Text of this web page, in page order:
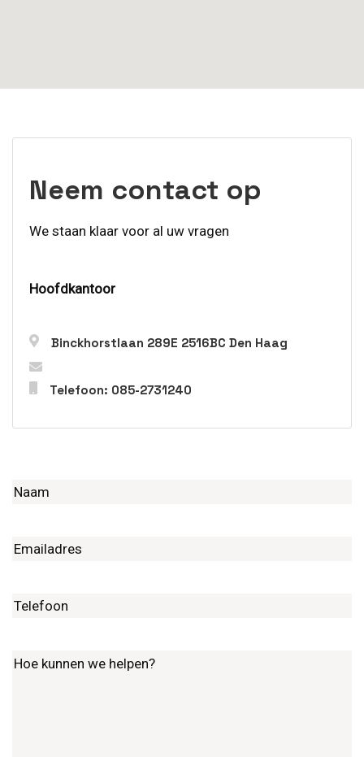
Neem contact op
We staan klaar voor al uw vragen
Hoofdkantoor
Binckhorstlaan 289E 2516BC Den Haag
Telefoon: 085-2731240